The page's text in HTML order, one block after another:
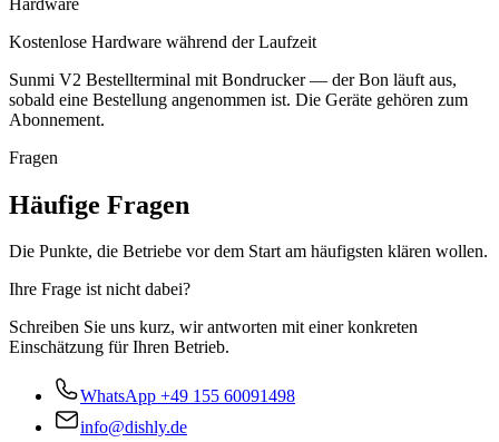
Kostenlose Hardware während der Laufzeit
Sunmi V2 Bestellterminal mit Bondrucker — der Bon läuft aus,
sobald eine Bestellung angenommen ist. Die Geräte gehören zum
Abonnement.
Fragen
Häufige Fragen
Die Punkte, die Betriebe vor dem Start am häufigsten klären wollen.
Ihre Frage ist nicht dabei?
Schreiben Sie uns kurz, wir antworten mit einer konkreten
Einschätzung für Ihren Betrieb.
WhatsApp +49 155 60091498
info@dishly.de